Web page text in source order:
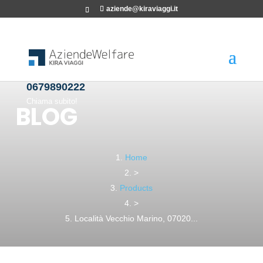
aziende@kiraviaggi.it
0679890222
Chiama subito!
BLOG
Home
>
Products
>
Località Vecchio Marino, 07020...